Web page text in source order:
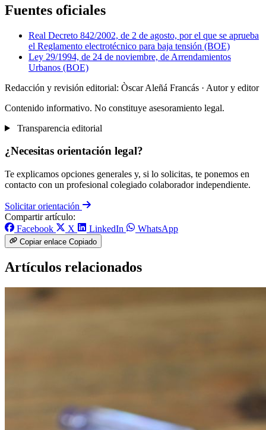
Fuentes oficiales
Real Decreto 842/2002, de 2 de agosto, por el que se aprueba
el Reglamento electrotécnico para baja tensión (BOE)
Ley 29/1994, de 24 de noviembre, de Arrendamientos
Urbanos (BOE)
Redacción y revisión editorial: Òscar Aleñá Francás · Autor y editor
Contenido informativo. No constituye asesoramiento legal.
Transparencia editorial
¿Necesitas orientación legal?
Te explicamos opciones generales y, si lo solicitas, te ponemos en
contacto con un profesional colegiado colaborador independiente.
Solicitar orientación
Compartir artículo:
Facebook
X LinkedIn WhatsApp
Copiar enlace Copiado
Artículos relacionados